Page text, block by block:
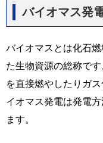
バイオマス発
バイオマスとは化石
た生物資源の総称で
を直接燃やしたりガ
イオマス発電は発電
ます。